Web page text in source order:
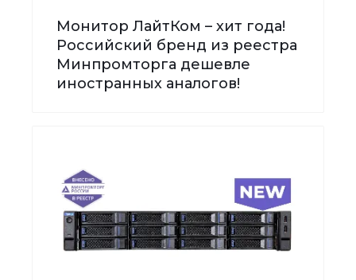
Монитор ЛайтКом – хит года!
Российский бренд из реестра
Минпромторга дешевле
иностранных аналогов!